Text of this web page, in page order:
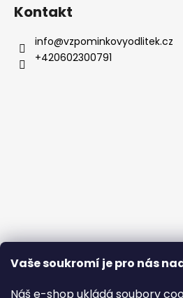
Vaše soukromí je pro nás
Náš e-shop ukládá soubory
Kontakt
info@vzpominkovyodlitek.cz
+420602300791